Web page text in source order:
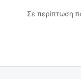
Σε περίπτωση